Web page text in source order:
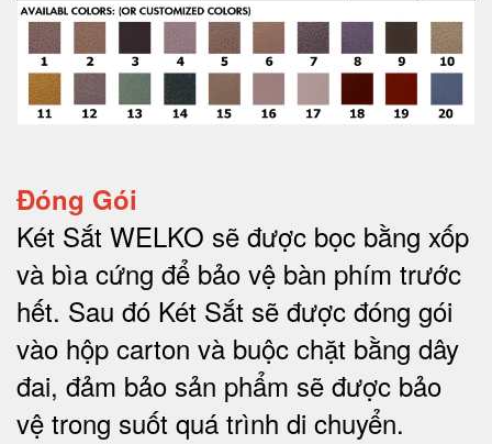
Đóng Gói
Két Sắt WELKO sẽ được bọc bằng xốp
và bìa cứng để bảo vệ bàn phím trước
hết. Sau đó Két Sắt sẽ được đóng gói
vào hộp carton và buộc chặt bằng dây
đai, đảm bảo sản phẩm sẽ được bảo
vệ trong suốt quá trình di chuyển.